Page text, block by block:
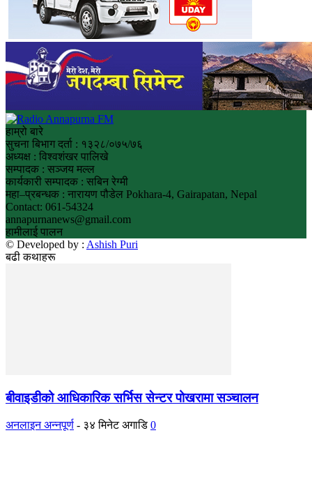
हाम्रो बारे
सुचना बिभाग दर्ता : १३२८/०७५/७६
अध्यक्ष : विश्वशंखर पालिखे
सम्पादक : सञ्जय मल्ल
कार्यकारी सम्पादक : सबिन रेग्मी
महा–प्रबन्धक : नारायण पौडेल Pokhara-4, Gairapatan, Nepal
Contact: 061-54324
annapurnanews@gmail.com
हामीलाई पालन
© Developed by : Ashish Puri
बढी कथाहरू
बीवाइडीको आधिकारिक सर्भिस सेन्टर पोखरामा सञ्चालन
अनलाइन अन्नपूर्ण - ३४ मिनेट अगाडि 0